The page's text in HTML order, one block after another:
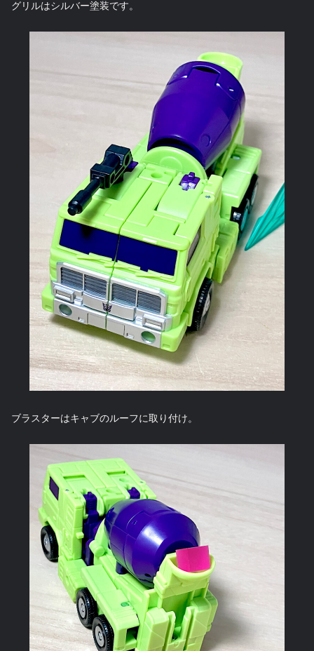
グリルはシルバー塗装です。
ブラスターはキャブのルーフに取り付け。